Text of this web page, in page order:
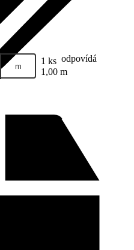
m 1 ks odpovídá
1,00 m